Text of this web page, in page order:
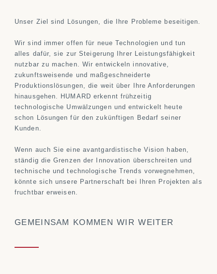
Unser Ziel sind Lösungen, die Ihre Probleme beseitigen.
Wir sind immer offen für neue Technologien und tun
alles dafür, sie zur Steigerung Ihrer Leistungsfähigkeit
nutzbar zu machen. Wir entwickeln innovative,
zukunftsweisende und maßgeschneiderte
Produktionslösungen, die weit über Ihre Anforderungen
hinausgehen. HUMARD erkennt frühzeitig
technologische Umwälzungen und entwickelt heute
schon Lösungen für den zukünftigen Bedarf seiner
Kunden.
Wenn auch Sie eine avantgardistische Vision haben,
ständig die Grenzen der Innovation überschreiten und
technische und technologische Trends vorwegnehmen,
könnte sich unsere Partnerschaft bei Ihren Projekten als
fruchtbar erweisen.
GEMEINSAM KOMMEN WIR WEITER